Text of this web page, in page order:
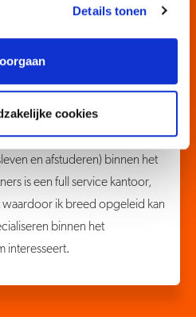
Details tonen
cookies
Personen & Familierecht,
richting de advocatuur (na
en afstuderen) binnen het
is een full service kantoor,
waardoor ik breed opgeleid kan
binnen het
interesseert.